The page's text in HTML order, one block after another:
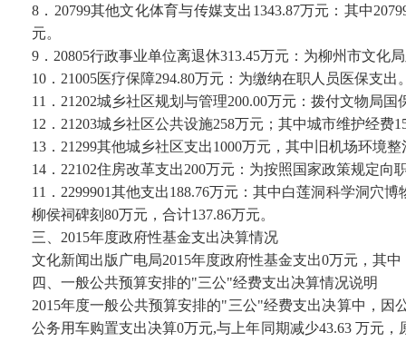
8．20799其他文化体育与传媒支出1343.87万元：其中
元。
9．20805行政事业单位离退休313.45万元：为柳州市文
10．21005医疗保障294.80万元：为缴纳在职人员医保支出
11．21202城乡社区规划与管理200.00万元：拨付文物局国
12．21203城乡社区公共设施258万元；其中城市维护经
13．21299其他城乡社区支出1000万元，其中旧机场环境
14．22102住房改革支出200万元：为按照国家政策规定
11．2299901其他支出188.76万元：其中白莲洞科学洞穴
柳侯祠碑刻80万元，合计137.86万元。
三、2015年度政府性基金支出决算情况
文化新闻出版广电局2015年度政府性基金支出0万元，其
四、一般公共预算安排的"三公"经费支出决算情况说明
2015年度一般公共预算安排的"三公"经费支出决算中，因
公务用车购置支出决算0万元,与上年同期减少43.63 万元